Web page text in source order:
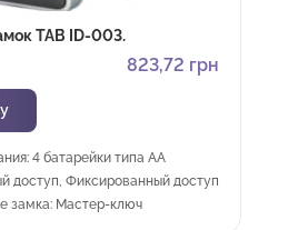
TAB ID-003.
823,72 грн
4 батарейки типа АА
доступ, Фиксированный доступ
замка: Мастер-ключ